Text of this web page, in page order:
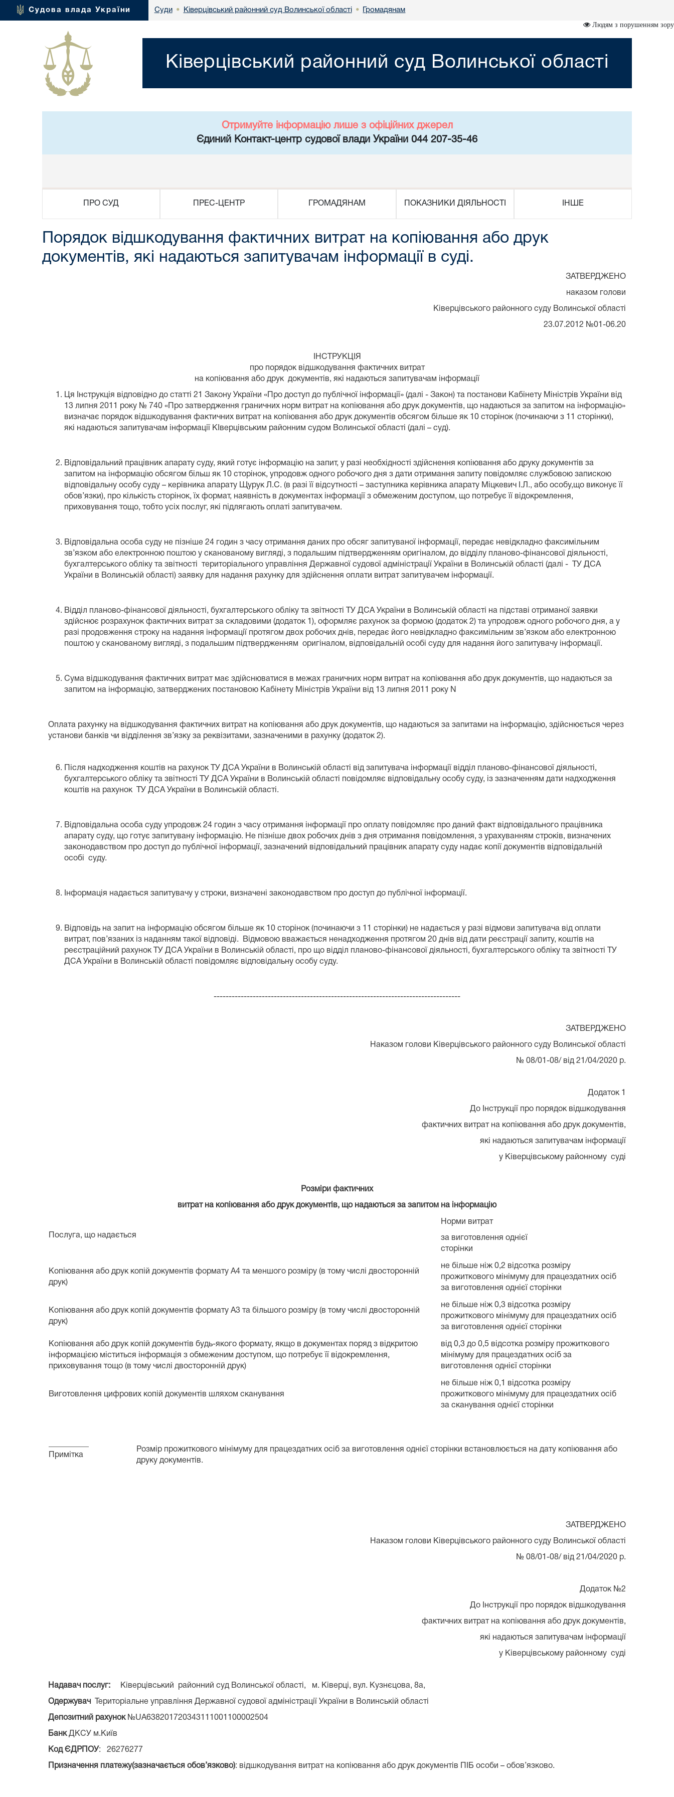
Судова влада України Суди • Ківерцівський районний суд Волинської області • Громадянам
Людям з порушенням зору
Ківерцівський районний суд Волинської області
Отримуйте інформацію лише з офіційних джерел
Єдиний Контакт-центр судової влади України 044 207-35-46
ПРО СУД ПРЕС-ЦЕНТР ГРОМАДЯНАМ ПОКАЗНИКИ ДІЯЛЬНОСТІ ІНШЕ
Порядок відшкодування фактичних витрат на копіювання або друк
документів, які надаються запитувачам інформації в суді.
ЗАТВЕРДЖЕНО
наказом голови
Ківерцівського районного суду Волинської області
23.07.2012 №01-06.20
ІНСТРУКЦІЯ
про порядок відшкодування фактичних витрат
на копіювання або друк документів, які надаються запитувачам інформації
Ця Інструкція відповідно до статті 21 Закону України «Про доступ до публічної інформації» (далі - Закон) та постанови Кабінету Міністрів України від
13 липня 2011 року № 740 «Про затвердження граничних норм витрат на копіювання або друк документів, що надаються за запитом на інформацію»
визначає порядок відшкодування фактичних витрат на копіювання або друк документів обсягом більше як 10 сторінок (починаючи з 11 сторінки),
які надаються запитувачам інформації КІверцівським районним судом Волинської області (далі – суд).
Відповідальний працівник апарату суду, який готує інформацію на запит, у разі необхідності здійснення копіювання або друку документів за
запитом на інформацію обсягом більш як 10 сторінок, упродовж одного робочого дня з дати отримання запиту повідомляє службовою запискою
відповідальну особу суду – керівника апарату Щурук Л.С. (в разі її відсутності – заступника керівника апарату Міцкевич І.Л., або особу,що виконує її
обов’язки), про кількість сторінок, їх формат, наявність в документах інформації з обмеженим доступом, що потребує її відокремлення,
приховування тощо, тобто усіх послуг, які підлягають оплаті запитувачем.
Відповідальна особа суду не пізніше 24 годин з часу отримання даних про обсяг запитуваної інформації, передає невідкладно факсимільним
зв’язком або електронною поштою у сканованому вигляді, з подальшим підтвердженням оригіналом, до відділу планово-фінансової діяльності,
бухгалтерського обліку та звітності територіального управління Державної судової адміністрації України в Волинській області (далі - ТУ ДСА
України в Волинській області) заявку для надання рахунку для здійснення оплати витрат запитувачем інформації.
Відділ планово-фінансової діяльності, бухгалтерського обліку та звітності ТУ ДСА України в Волинській області на підставі отриманої заявки
здійснює розрахунок фактичних витрат за складовими (додаток 1), оформляє рахунок за формою (додаток 2) та упродовж одного робочого дня, а у
разі продовження строку на надання інформації протягом двох робочих днів, передає його невідкладно факсимільним зв’язком або електронною
поштою у сканованому вигляді, з подальшим підтвердженням оригіналом, відповідальній особі суду для надання його запитувачу інформації.
Сума відшкодування фактичних витрат має здійснюватися в межах граничних норм витрат на копіювання або друк документів, що надаються за
запитом на інформацію, затверджених постановою Кабінету Міністрів України від 13 липня 2011 року N
Оплата рахунку на відшкодування фактичних витрат на копіювання або друк документів, що надаються за запитами на інформацію, здійснюється через
установи банків чи відділення зв’язку за реквізитами, зазначеними в рахунку (додаток 2).
Після надходження коштів на рахунок ТУ ДСА України в Волинській області від запитувача інформації відділ планово-фінансової діяльності,
бухгалтерського обліку та звітності ТУ ДСА України в Волинській області повідомляє відповідальну особу суду, із зазначенням дати надходження
коштів на рахунок ТУ ДСА України в Волинській області.
Відповідальна особа суду упродовж 24 годин з часу отримання інформації про оплату повідомляє про даний факт відповідального працівника
апарату суду, що готує запитувану інформацію. Не пізніше двох робочих днів з дня отримання повідомлення, з урахуванням строків, визначених
законодавством про доступ до публічної інформації, зазначений відповідальний працівник апарату суду надає копії документів відповідальній
особі суду.
Інформація надається запитувачу у строки, визначені законодавством про доступ до публічної інформації.
Відповідь на запит на інформацію обсягом більше як 10 сторінок (починаючи з 11 сторінки) не надається у разі відмови запитувача від оплати
витрат, пов’язаних із наданням такої відповіді. Відмовою вважається ненадходження протягом 20 днів від дати реєстрації запиту, коштів на
реєстраційний рахунок ТУ ДСА України в Волинській області, про що відділ планово-фінансової діяльності, бухгалтерського обліку та звітності ТУ
ДСА України в Волинській області повідомляє відповідальну особу суду.
----------------------------------------------------------------------------------
ЗАТВЕРДЖЕНО
Наказом голови Ківерцівського районного суду Волинської області
№ 08/01-08/ від 21/04/2020 р.
Додаток 1
До Інструкції про порядок відшкодування
фактичних витрат на копіювання або друк документів,
які надаються запитувачам інформації
у Ківерцівському районному суді
Розміри фактичних
витрат на копіювання або друк документів, що надаються за запитом на інформацію
Послуга, що надається
Норми витрат
за виготовлення однієї
сторінки
Копіювання або друк копій документів формату А4 та меншого розміру (в тому числі двосторонній
друк)
не більше ніж 0,2 відсотка розміру
прожиткового мінімуму для працездатних осіб
за виготовлення однієї сторінки
Копіювання або друк копій документів формату А3 та більшого розміру (в тому числі двосторонній
друк)
не більше ніж 0,3 відсотка розміру
прожиткового мінімуму для працездатних осіб
за виготовлення однієї сторінки
Копіювання або друк копій документів будь-якого формату, якщо в документах поряд з відкритою
інформацією міститься інформація з обмеженим доступом, що потребує її відокремлення,
приховування тощо (в тому числі двосторонній друк)
від 0,3 до 0,5 відсотка розміру прожиткового
мінімуму для працездатних осіб за
виготовлення однієї сторінки
Виготовлення цифрових копій документів шляхом сканування
не більше ніж 0,1 відсотка розміру
прожиткового мінімуму для працездатних осіб
за сканування однієї сторінки
Примітка
Розмір прожиткового мінімуму для працездатних осіб за виготовлення однієї сторінки встановлюється на дату копіювання або
друку документів.
ЗАТВЕРДЖЕНО
Наказом голови Ківерцівського районного суду Волинської області
№ 08/01-08/ від 21/04/2020 р.
Додаток №2
До Інструкції про порядок відшкодування
фактичних витрат на копіювання або друк документів,
які надаються запитувачам інформації
у Ківерцівському районному суді
Надавач послуг: Ківерцівський районний суд Волинської області, м. Ківерці, вул. Кузнєцова, 8а,
Одержувач Територіальне управління Державної судової адміністрації України в Волинській області
Депозитний рахунок№UA638201720343111001100002504
БанкДКСУ м.Київ
Код ЄДРПОУ: 26276277
Призначення платежу(зазначається обов’язково): відшкодування витрат на копіювання або друк документів ПІБ особи – обов’язково.